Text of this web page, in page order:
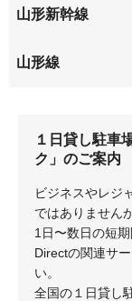
北山形
山形新幹線
山形
山形線
１日貸し駐車
ク」のご案内
ビジネスやレジ
ではありません
1日〜数日の短
Directの関連サ
い。
全国の１日貸し